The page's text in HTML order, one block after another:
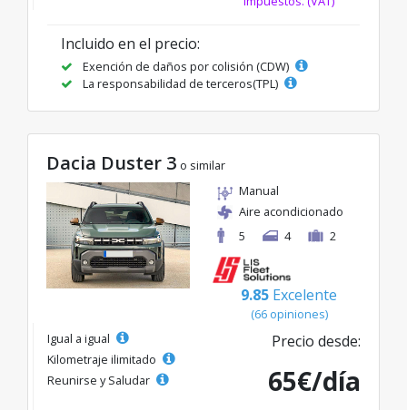
Incluido en el precio:
Exención de daños por colisión (CDW)
La responsabilidad de terceros(TPL)
Dacia Duster 3 o similar
Manual
Aire acondicionado
5
4 2
9.85 Excelente
(66 opiniones)
Igual a igual
Kilometraje ilimitado
Reunirse y Saludar
Precio desde:
65€/día